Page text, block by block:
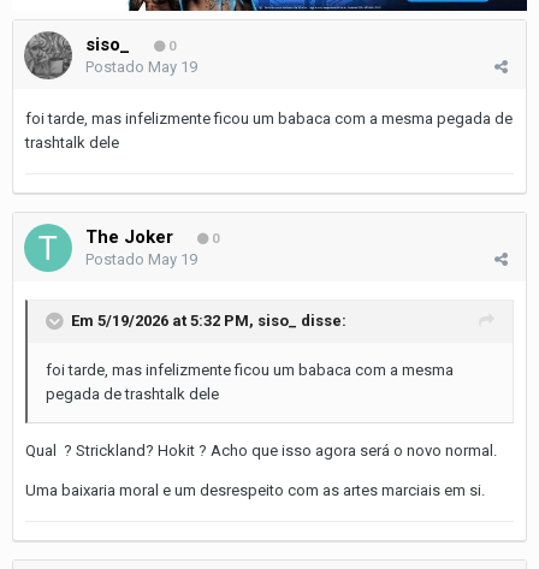
siso_ 0
Postado May 19
foi tarde, mas infelizmente ficou um babaca com a mesma pegada de
trashtalk dele
The Joker 0
Postado May 19
Em 5/19/2026 at 5:32 PM, siso_ disse:
foi tarde, mas infelizmente ficou um babaca com a mesma
pegada de trashtalk dele
Qual ? Strickland? Hokit ? Acho que isso agora será o novo normal.
Uma baixaria moral e um desrespeito com as artes marciais em si.